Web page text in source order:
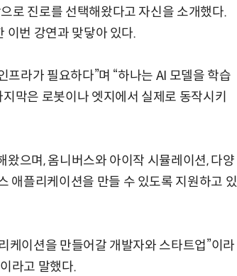
로 진로를 선택해왔다고 자신을 소개했다.
이번 강연과 맞닿아 있다.
프라가 필요하다”며 “하나는 AI 모델을 학습
막은 로봇이나 엣지에서 실제로 동작시키
으며, 옴니버스와 아이작 시뮬레이션, 다양
애플리케이션을 만들 수 있도록 지원하고 있
케이션을 만들어갈 개발자와 스타트업”이라
라고 말했다.